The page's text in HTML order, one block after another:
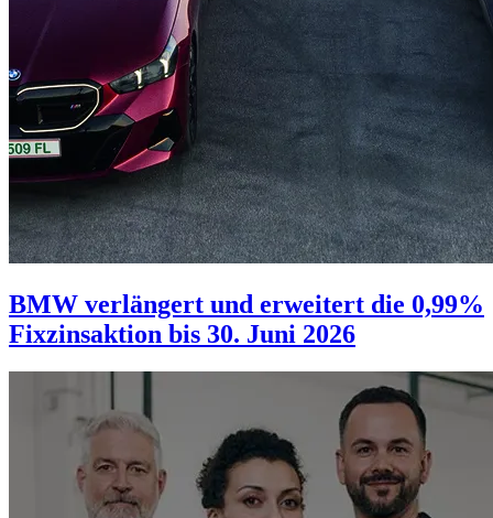
BMW verlängert und erweitert die 0,99%
Fixzinsaktion bis 30. Juni 2026